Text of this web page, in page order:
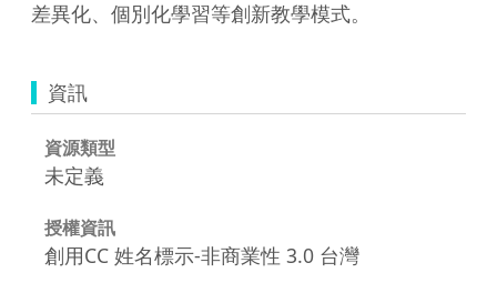
資訊
資源類型
未定義
授權資訊
創用CC 姓名標示-非商業性 3.0 台灣